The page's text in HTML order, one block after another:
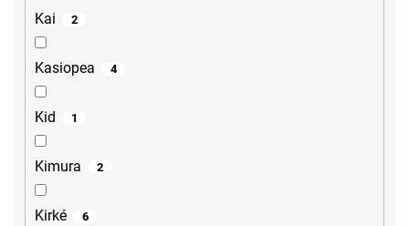
Kai 2
Kasiopea 4
Kid 1
Kimura 2
Kirké 6